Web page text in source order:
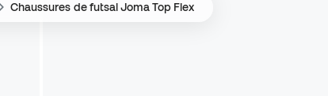
Chaussures de futsal Joma Top Flex